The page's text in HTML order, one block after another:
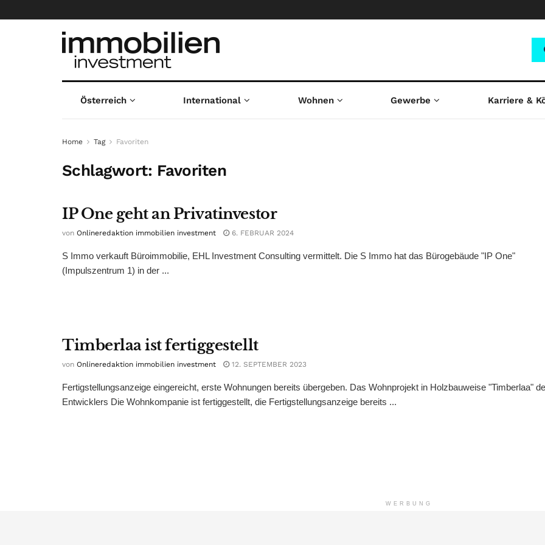
Österreich International Wohnen Gewerbe Karriere &
Home Tag Favoriten
Schlagwort: Favoriten
IP One geht an Privatinvestor
von Onlineredaktion immobilien investment 6. FEBRUAR 2024
S Immo verkauft Büroimmobilie, EHL Investment Consulting vermittelt. Die S Immo hat das Bürogebäude "IP One"
(Impulszentrum 1) in der ...
Timberlaa ist fertiggestellt
von Onlineredaktion immobilien investment 12. SEPTEMBER 2023
Fertigstellungsanzeige eingereicht, erste Wohnungen bereits übergeben. Das Wohnprojekt in Holzbauweise "Timberlaa"
Entwicklers Die Wohnkompanie ist fertiggestellt, die Fertigstellungsanzeige bereits ...
WERBUNG